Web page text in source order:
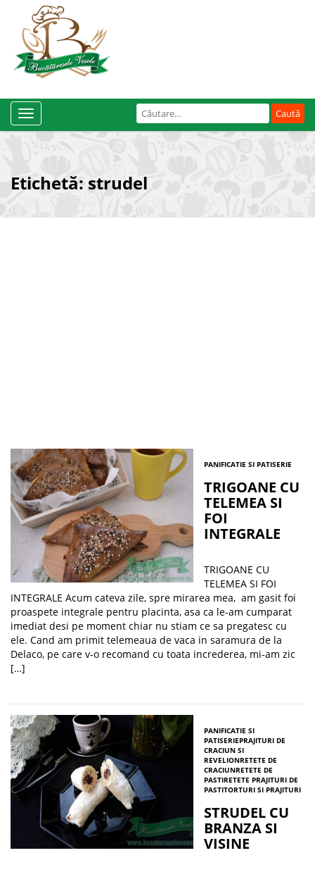
Caută
după:
Toggle
Navigation
Etichetă: strudel
PANIFICATIE SI PATISERIE
TRIGOANE CU
TELEMEA SI
FOI
INTEGRALE
TRIGOANE CU
TELEMEA SI FOI
INTEGRALE Acum cateva zile, spre mirarea mea, am gasit foi
proaspete integrale pentru placinta, asa ca le-am cumparat
imediat desi pe moment chiar nu stiam ce sa pregatesc cu
ele. Cand am primit telemeaua de vaca in saramura de la
Delaco, pe care v-o recomand cu toata increderea, mi-am zic
[…]
PANIFICATIE SI
PATISERIEPRAJITURI DE
CRACIUN SI
REVELIONRETETE DE
CRACIUNRETETE DE
PASTIRETETE PRAJITURI DE
PASTITORTURI SI PRAJITURI
STRUDEL CU
BRANZA SI
VISINE